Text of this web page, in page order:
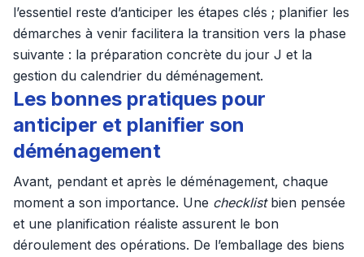
l’essentiel reste d’anticiper les étapes clés ; planifier les
démarches à venir facilitera la transition vers la phase
suivante : la préparation concrète du jour J et la
gestion du calendrier du déménagement.
Les bonnes pratiques pour
anticiper et planifier son
déménagement
Avant, pendant et après le déménagement, chaque
moment a son importance. Une checklistbien pensée
et une planification réaliste assurent le bon
déroulement des opérations. De l’emballage des biens